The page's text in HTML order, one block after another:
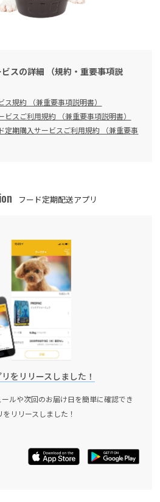
スの詳細 （規約・重要事項説
規約 （兼重要事項説明書）
スご利用規約 （兼重要事項説明書）
期購入サービスご利用規約 （兼重要事
フード定期配送アプリ
をリリースしました！
ルや次回のお届け日を簡単に確認でき
リリースしました！